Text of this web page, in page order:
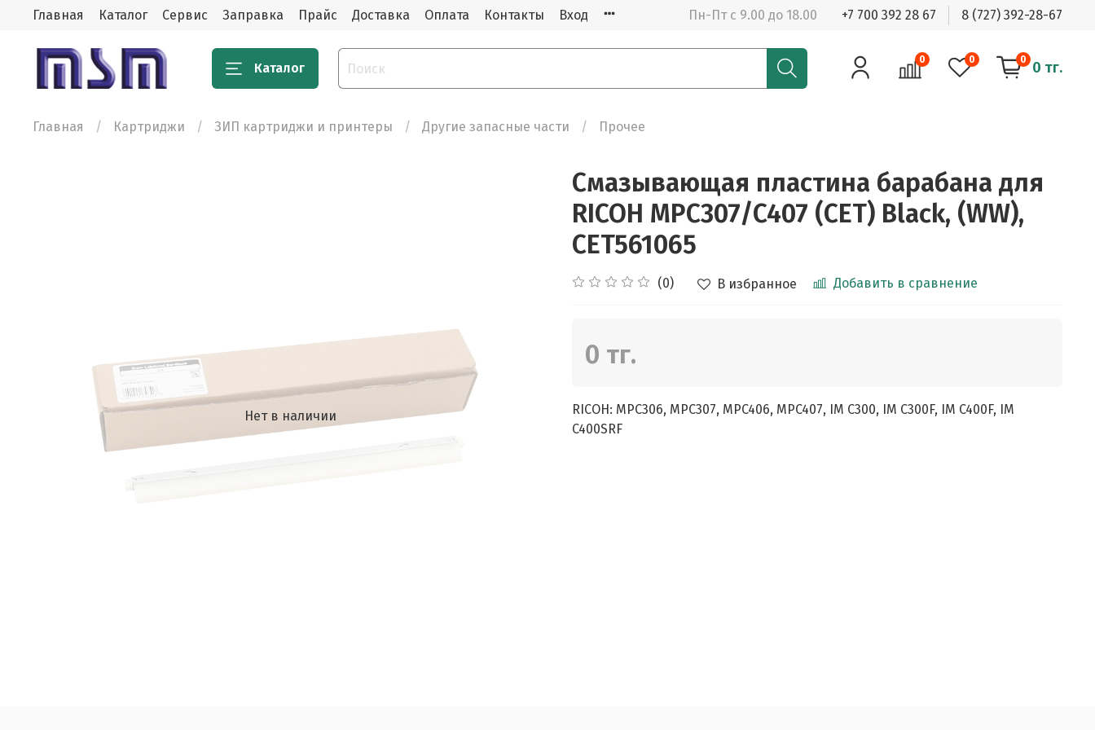
Главная Каталог Сервис Заправка Прайс Доставка Оплата Контакты Вход Пн-Пт с 9.00 до 18.00 +7 700 392 28 67 8 (727) 392-28-67
Каталог
0 0 0 0 тг.
Главная Картриджи ЗИП картриджи и принтеры Другие запасные части Прочее
Нет в наличии
Смазывающая пластина барабана для
RICOH MPC307/C407 (CET) Black, (WW),
CET561065
(0) В избранное Добавить в сравнение
0 тг.
RICOH: MPC306, MPC307, MPC406, MPC407, IM C300, IM C300F, IM C400F, IM
C400SRF